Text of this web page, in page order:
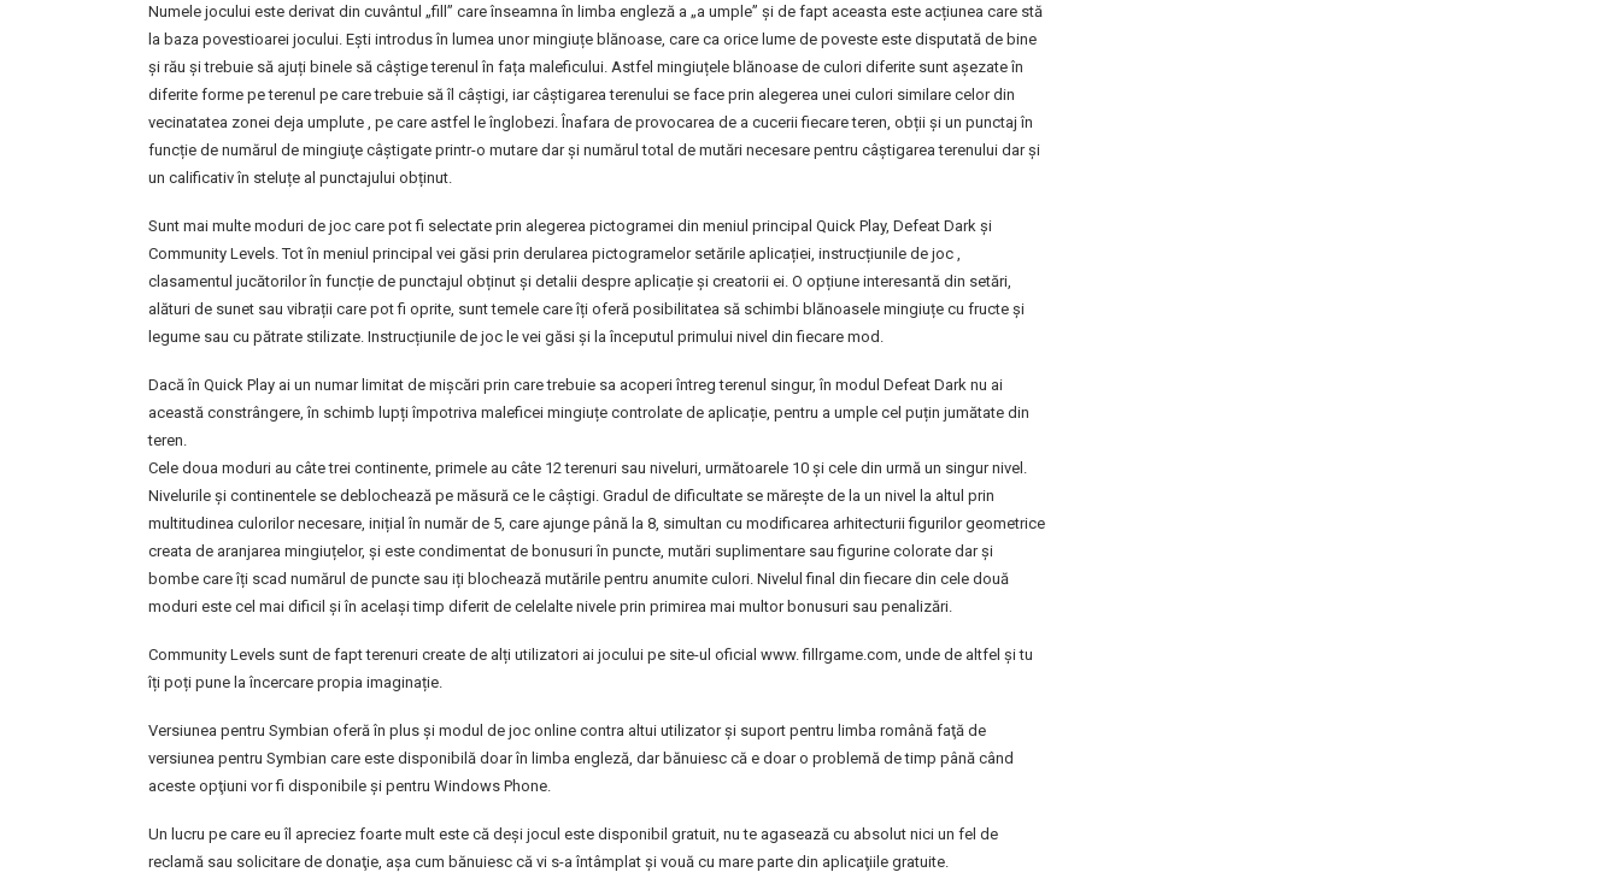
Numele jocului este derivat din cuvântul „fill” care înseamna în limba engleză a „a umple” și de fapt aceasta este acțiunea care stă
la baza povestioarei jocului. Ești introdus în lumea unor mingiuțe blănoase, care ca orice lume de poveste este disputată de bine
și rău și trebuie să ajuți binele să câștige terenul în fața maleficului. Astfel mingiuțele blănoase de culori diferite sunt așezate în
diferite forme pe terenul pe care trebuie să îl câștigi, iar câștigarea terenului se face prin alegerea unei culori similare celor din
vecinatatea zonei deja umplute , pe care astfel le înglobezi. Înafara de provocarea de a cucerii fiecare teren, obții și un punctaj în
funcție de numărul de mingiuţe câştigate printr-o mutare dar și numărul total de mutări necesare pentru câştigarea terenului dar și
un calificativ în steluțe al punctajului obținut.
Sunt mai multe moduri de joc care pot fi selectate prin alegerea pictogramei din meniul principal Quick Play, Defeat Dark și
Community Levels. Tot în meniul principal vei găsi prin derularea pictogramelor setările aplicației, instrucțiunile de joc ,
clasamentul jucătorilor în funcție de punctajul obținut și detalii despre aplicație și creatorii ei. O opțiune interesantă din setări,
alături de sunet sau vibrații care pot fi oprite, sunt temele care îți oferă posibilitatea să schimbi blănoasele mingiuțe cu fructe și
legume sau cu pătrate stilizate. Instrucțiunile de joc le vei găsi și la începutul primului nivel din fiecare mod.
Dacă în Quick Play ai un numar limitat de mișcări prin care trebuie sa acoperi întreg terenul singur, în modul Defeat Dark nu ai
această constrângere, în schimb lupți împotriva maleficei mingiuțe controlate de aplicație, pentru a umple cel puțin jumătate din
teren.
Cele doua moduri au câte trei continente, primele au câte 12 terenuri sau niveluri, următoarele 10 și cele din urmă un singur nivel.
Nivelurile și continentele se deblochează pe măsură ce le câștigi. Gradul de dificultate se mărește de la un nivel la altul prin
multitudinea culorilor necesare, inițial în număr de 5, care ajunge până la 8, simultan cu modificarea arhitecturii figurilor geometrice
creata de aranjarea mingiuțelor, și este condimentat de bonusuri în puncte, mutări suplimentare sau figurine colorate dar și
bombe care îți scad numărul de puncte sau iți blochează mutările pentru anumite culori. Nivelul final din fiecare din cele două
moduri este cel mai dificil și în același timp diferit de celelalte nivele prin primirea mai multor bonusuri sau penalizări.
Community Levels sunt de fapt terenuri create de alți utilizatori ai jocului pe site-ul oficial www. fillrgame.com, unde de altfel și tu
îți poți pune la încercare propia imaginație.
Versiunea pentru Symbian oferă în plus și modul de joc online contra altui utilizator şi suport pentru limba română faţă de
versiunea pentru Symbian care este disponibilă doar în limba engleză, dar bănuiesc că e doar o problemă de timp până când
aceste opţiuni vor fi disponibile și pentru Windows Phone.
Un lucru pe care eu îl apreciez foarte mult este că deşi jocul este disponibil gratuit, nu te agasează cu absolut nici un fel de
reclamă sau solicitare de donaţie, aşa cum bănuiesc că vi s-a întâmplat şi vouă cu mare parte din aplicaţiile gratuite.